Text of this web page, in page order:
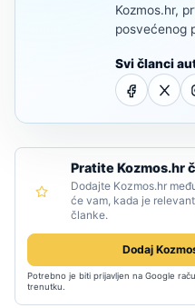
Kozmos.hr,
posvećenog
Svi članci
Pratite Kozmos.hr
Dodajte Kozmos.hr
će vam, kada je
članke.
Dodaj
Potrebno je biti prijavljen na Google
trenutku.